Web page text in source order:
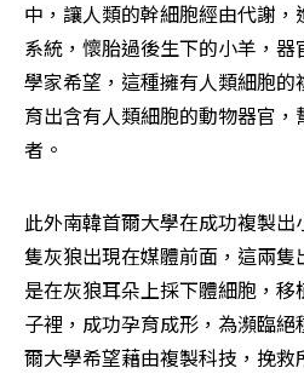
中，讓人類的幹細胞經由代謝
系統，懷胎過後生下的小羊，
學家希望，這種擁有人類細胞
育出含有人類細胞的動物器官
者。
此外南韓首爾大學在成功複製
隻灰狼出現在媒體前面，這兩隻
是在灰狼耳朵上採下體細胞，
子裡，成功孕育成形，為瀕臨
爾大學希望藉由複製科技，挽救